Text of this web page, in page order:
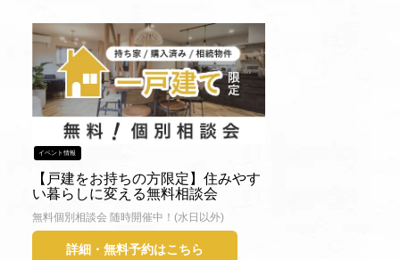
イベント情報
【戸建をお持ちの方限定】住みやす
い暮らしに変える無料相談会
無料個別相談会 随時開催中！(水日以外)
詳細・無料予約はこちら